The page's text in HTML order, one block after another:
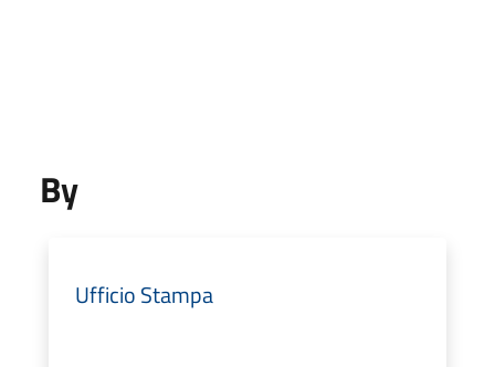
By
Ufficio Stampa